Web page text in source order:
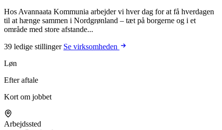
Hos Avannaata Kommunia arbejder vi hver dag for at få hverdagen
til at hænge sammen i Nordgrønland – tæt på borgerne og i et
område med store afstande...
39 ledige stillinger Se virksomheden
Løn
Efter aftale
Kort om jobbet
Arbejdssted